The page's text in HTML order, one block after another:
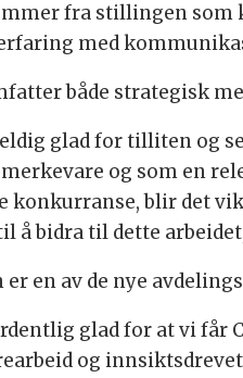
fra stillingen
med
både strategisk
glad for tilliten og
merkevare og som en
konkurranse, blir det
å bidra til dette
en av de nye
glad for at vi får
og